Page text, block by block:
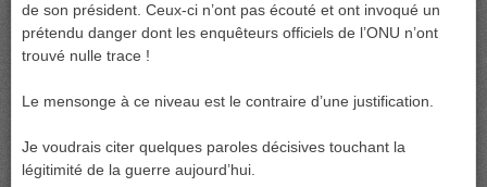
de son président. Ceux-ci n’ont pas écouté et ont invoqué un
prétendu danger dont les enquêteurs officiels de l’ONU n’ont
trouvé nulle trace !
Le mensonge à ce niveau est le contraire d’une justification.
Je voudrais citer quelques paroles décisives touchant la
légitimité de la guerre aujourd’hui.